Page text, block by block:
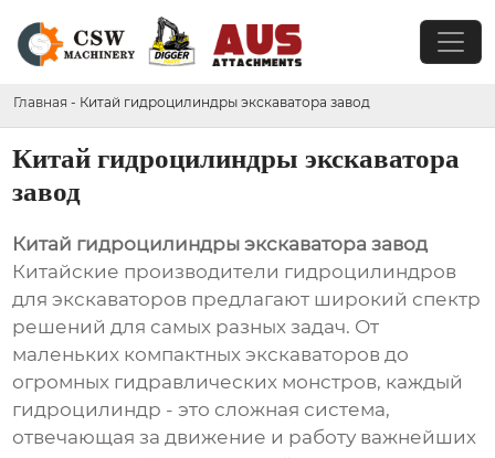
Главная - Китай гидроцилиндры экскаватора завод
Китай гидроцилиндры экскаватора
завод
Китай гидроцилиндры экскаватора завод
Китайские производители гидроцилиндров
для экскаваторов предлагают широкий спектр
решений для самых разных задач. От
маленьких компактных экскаваторов до
огромных гидравлических монстров, каждый
гидроцилиндр - это сложная система,
отвечающая за движение и работу важнейших